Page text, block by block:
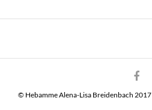
© Hebamme Alena-Lisa Breidenbach 2017